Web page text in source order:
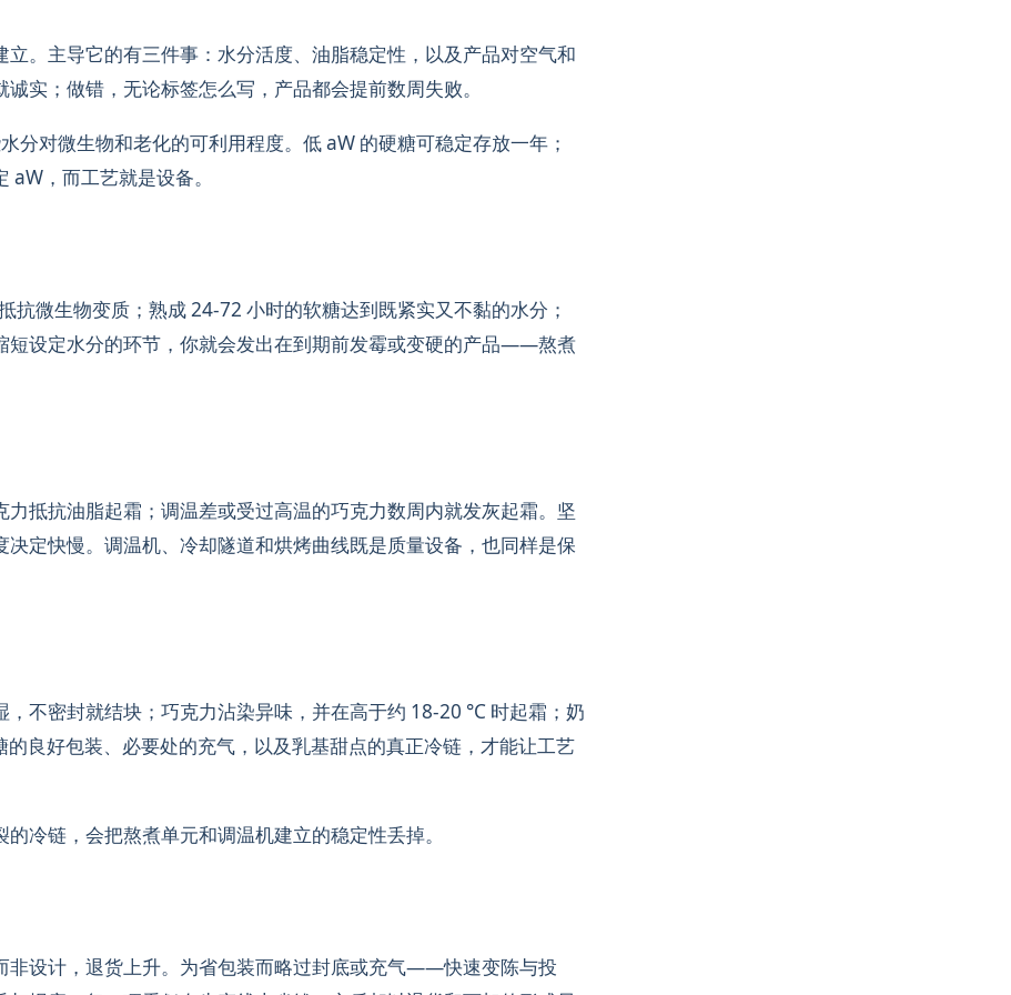
。主导它的有三件事：水分活度、油脂稳定性，以及产品对空气和
实；做错，无论标签怎么写，产品都会提前数周失败。
对微生物和老化的可利用程度。低 aW 的硬糖可稳定存放一年；
，而工艺就是设备。
微生物变质；熟成 24-72 小时的软糖达到既紧实又不黏的水分；
短设定水分的环节，你就会发出在到期前发霉或变硬的产品——熬煮
抵抗油脂起霜；调温差或受过高温的巧克力数周内就发灰起霜。坚
定快慢。调温机、冷却隧道和烘烤曲线既是质量设备，也同样是保
不密封就结块；巧克力沾染异味，并在高于约 18-20 °C 时起霜；奶
良好包装、必要处的充气，以及乳基甜点的真正冷链，才能让工艺
冷链，会把熬煮单元和调温机建立的稳定性丢掉。
设计，退货上升。为省包装而略过封底或充气——快速变陈与投